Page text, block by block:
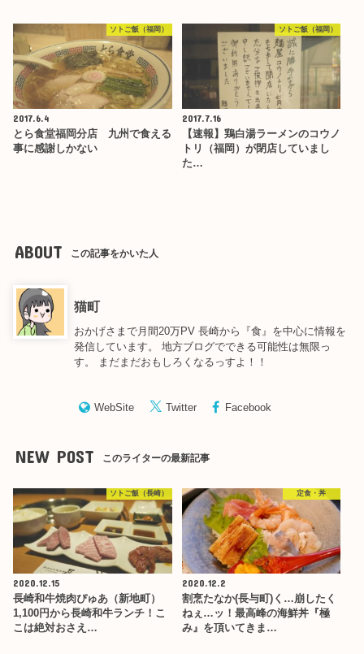
ソトご飯（福岡）
2017.6.4
とら食堂福岡分店 九州で食える
事に感謝しかない
ソトご飯（福岡）
2017.7.16
【速報】鶏白湯ラーメンのコウノ
トリ（福岡）が閉店していまし
た…
ABOUT この記事をかいた人
猫町
おかげさまで月間20万PV 長崎から『食』を中心に情報を
発信しています。 地方ブログでできる可能性は無限っ
す。 まだまだおもしろくなるっすよ！！
WebSite Twitter Facebook
NEW POST このライターの最新記事
ソトご飯（長崎）
2020.12.15
長崎和牛焼肉ぴゅあ（新地町）
1,100円から長崎和牛ランチ！こ
こは絶対おさえ…
定食・丼
2020.12.2
割烹たなか(長与町)く…崩したく
ねぇ…ッ！最高峰の海鮮丼『極
み』を頂いてきま…